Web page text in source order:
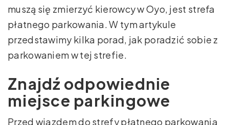
muszą się zmierzyć kierowcy w Oyo, jest strefa
płatnego parkowania. W tym artykule
przedstawimy kilka porad, jak poradzić sobie z
parkowaniem w tej strefie.
Znajdź odpowiednie
miejsce parkingowe
Przed wjazdem do strefy płatnego parkowania